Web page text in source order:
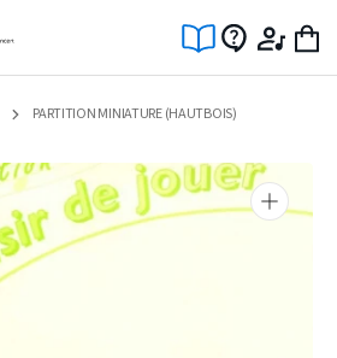
PARTITION MINIATURE (HAUTBOIS)